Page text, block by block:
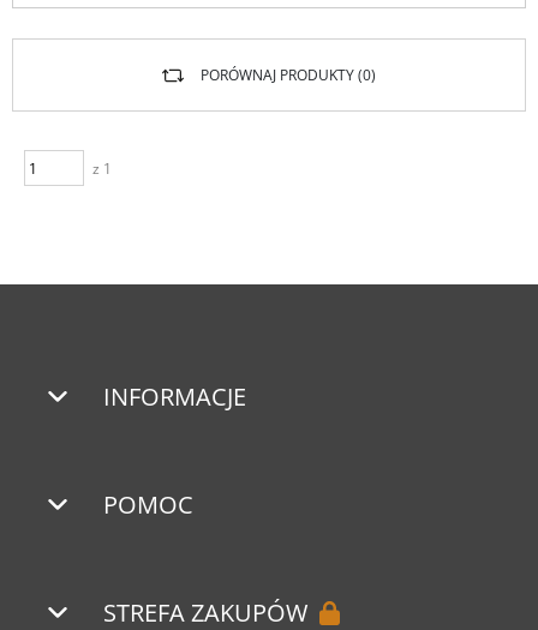
z 1
PORÓWNAJ PRODUKTY (0)
INFORMACJE
POMOC
STREFA ZAKUPÓW